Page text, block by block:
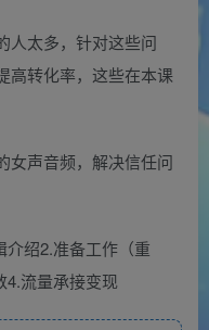
人太多，针对这些问
高转化率，这些在本课
女声音频，解决信任问
介绍2.准备工作（重
4.流量承接变现